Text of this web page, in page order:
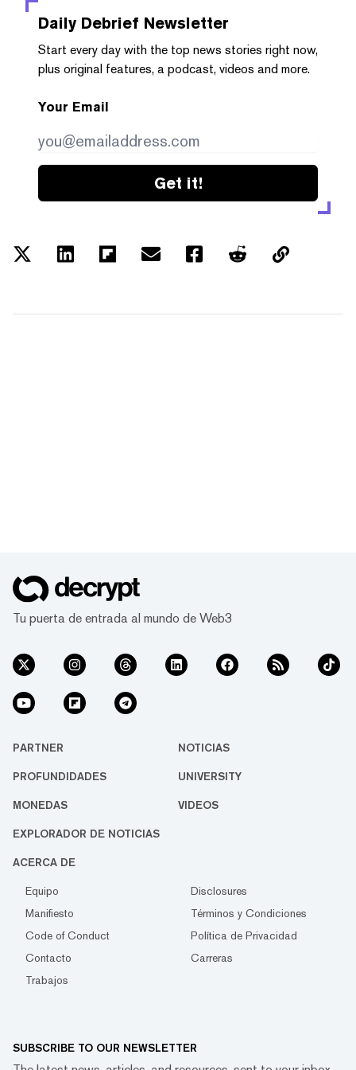
Daily Debrief Newsletter
Start every day with the top news stories right now,
plus original features, a podcast, videos and more.
Your Email
Get it!
Tu puerta de entrada al mundo de Web3
PARTNER NOTICIAS
PROFUNDIDADES UNIVERSITY
MONEDAS VIDEOS
EXPLORADOR DE NOTICIAS
ACERCA DE
Equipo
Disclosures
Manifiesto
Términos y Condiciones
Code of Conduct
Política de Privacidad
Contacto
Carreras
Trabajos
SUBSCRIBE TO OUR NEWSLETTER